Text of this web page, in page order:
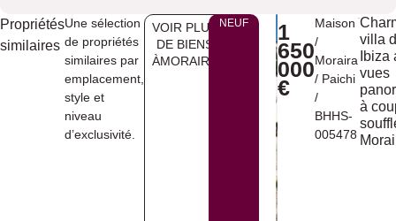
Propriétés
similaires
Une sélection
de propriétés
similaires par
emplacement,
style et
niveau
d’exclusivité.
VOIR PLUS
DE BIENS
ÀMORAIRA
NEUF 1
650
000
€
Maison
/
Moraira
/ Paichi
/
BHHS-
005478
villa
Ibiza
vues
à